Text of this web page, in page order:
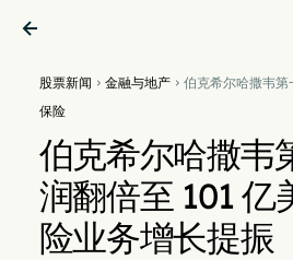

股票新闻  金融与地产 伯克希尔哈撒韦第
保险
伯克希尔哈撒韦
润翻倍至 101 亿
险业务增长提振